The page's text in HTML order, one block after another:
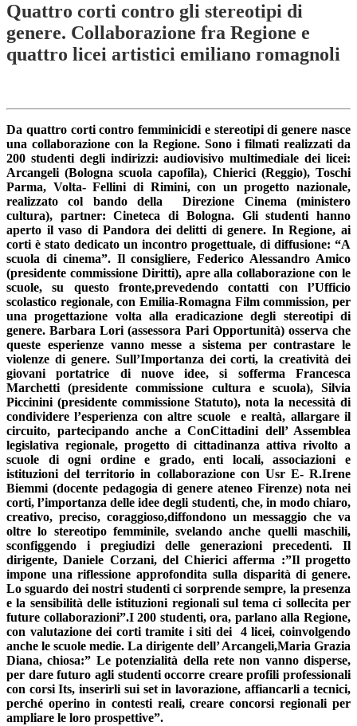
Quattro corti contro gli stereotipi di
genere. Collaborazione fra Regione e
quattro licei artistici emiliano romagnoli
Da quattro corti contro femminicidi e stereotipi di genere nasce
una collaborazione con la Regione. Sono i filmati realizzati da
200 studenti degli indirizzi: audiovisivo multimediale dei licei:
Arcangeli (Bologna scuola capofila), Chierici (Reggio), Toschi
Parma, Volta- Fellini di Rimini, con un progetto nazionale,
realizzato col bando della Direzione Cinema (ministero
cultura), partner: Cineteca di Bologna. Gli studenti hanno
aperto il vaso di Pandora dei delitti di genere. In Regione, ai
corti è stato dedicato un incontro progettuale, di diffusione: “A
scuola di cinema”. Il consigliere, Federico Alessandro Amico
(presidente commissione Diritti), apre alla collaborazione con le
scuole, su questo fronte,prevedendo contatti con l’Ufficio
scolastico regionale, con Emilia-Romagna Film commission, per
una progettazione volta alla eradicazione degli stereotipi di
genere. Barbara Lori (assessora Pari Opportunità) osserva che
queste esperienze vanno messe a sistema per contrastare le
violenze di genere. Sull’Importanza dei corti, la creatività dei
giovani portatrice di nuove idee, si sofferma Francesca
Marchetti (presidente commissione cultura e scuola), Silvia
Piccinini (presidente commissione Statuto), nota la necessità di
condividere l’esperienza con altre scuole e realtà, allargare il
circuito, partecipando anche a ConCittadini dell’ Assemblea
legislativa regionale, progetto di cittadinanza attiva rivolto a
scuole di ogni ordine e grado, enti locali, associazioni e
istituzioni del territorio in collaborazione con Usr E- R.Irene
Biemmi (docente pedagogia di genere ateneo Firenze) nota nei
corti, l’importanza delle idee degli studenti, che, in modo chiaro,
creativo, preciso, coraggioso,diffondono un messaggio che va
oltre lo stereotipo femminile, svelando anche quelli maschili,
sconfiggendo i pregiudizi delle generazioni precedenti. Il
dirigente, Daniele Corzani, del Chierici afferma :”Il progetto
impone una riflessione approfondita sulla disparità di genere.
Lo sguardo dei nostri studenti ci sorprende sempre, la presenza
e la sensibilità delle istituzioni regionali sul tema ci sollecita per
future collaborazioni”.I 200 studenti, ora, parlano alla Regione,
con valutazione dei corti tramite i siti dei 4 licei, coinvolgendo
anche le scuole medie. La dirigente dell’ Arcangeli,Maria Grazia
Diana, chiosa:” Le potenzialità della rete non vanno disperse,
per dare futuro agli studenti occorre creare profili professionali
con corsi Its, inserirli sui set in lavorazione, affiancarli a tecnici,
perché operino in contesti reali, creare concorsi regionali per
ampliare le loro prospettive”.